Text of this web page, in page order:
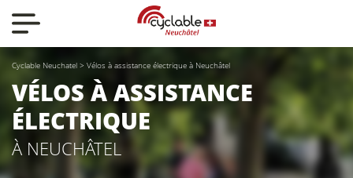
Nos actualités
Nos vélos
Qui sommes-nous ?
VÉLOSÀ ASSISTANCE
ÉLECTRIQUE
À NEUCHÂTEL
Cyclable Neuchatel > Vélos à assistance électrique à Neuchâtel